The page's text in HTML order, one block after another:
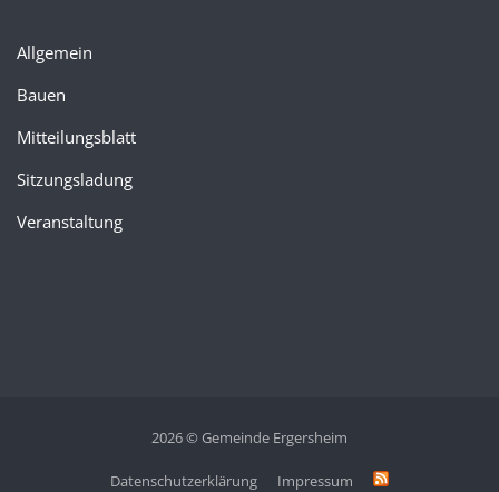
Allgemein
Bauen
Mitteilungsblatt
Sitzungsladung
Veranstaltung
2026 © Gemeinde Ergersheim
Datenschutzerklärung Impressum